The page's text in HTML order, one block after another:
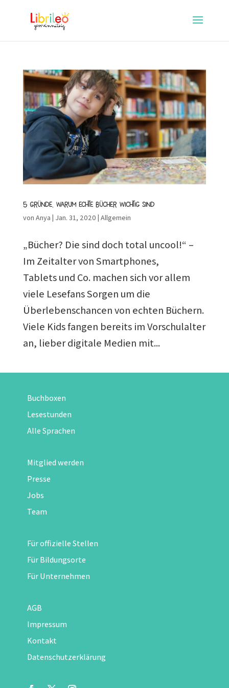
5 Gründe, warum echte Bücher wichtig sind
von Anya | Jan. 31, 2020 | Allgemein
„Bücher? Die sind doch total uncool!“ –
Im Zeitalter von Smartphones,
Tablets und Co. machen sich vor allem
viele Lesefans Sorgen um die
Überlebenschancen von echten Büchern.
Viele Kids fangen bereits im Vorschulalter
an, lieber digitale Medien mit...
Buchboxen
Lesestunden
Alle Sprachen
Mitglied werden
Presse
Jobs
Team
Für offizielle Stellen
Für Bildungsorte
Für Unternehmen
AGB
Impressum
Kontakt
Datenschutzerklärung